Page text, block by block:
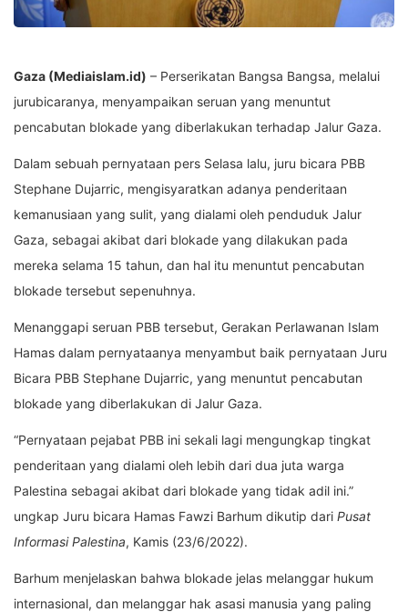
Gaza (Mediaislam.id) – Perserikatan Bangsa Bangsa, melalui
jurubicaranya, menyampaikan seruan yang menuntut
pencabutan blokade yang diberlakukan terhadap Jalur Gaza.
Dalam sebuah pernyataan pers Selasa lalu, juru bicara PBB
Stephane Dujarric, mengisyaratkan adanya penderitaan
kemanusiaan yang sulit, yang dialami oleh penduduk Jalur
Gaza, sebagai akibat dari blokade yang dilakukan pada
mereka selama 15 tahun, dan hal itu menuntut pencabutan
blokade tersebut sepenuhnya.
Menanggapi seruan PBB tersebut, Gerakan Perlawanan Islam
Hamas dalam pernyataanya menyambut baik pernyataan Juru
Bicara PBB Stephane Dujarric, yang menuntut pencabutan
blokade yang diberlakukan di Jalur Gaza.
“Pernyataan pejabat PBB ini sekali lagi mengungkap tingkat
penderitaan yang dialami oleh lebih dari dua juta warga
Palestina sebagai akibat dari blokade yang tidak adil ini.”
ungkap Juru bicara Hamas Fawzi Barhum dikutip dari Pusat
Informasi Palestina, Kamis (23/6/2022).
Barhum menjelaskan bahwa blokade jelas melanggar hukum
internasional, dan melanggar hak asasi manusia yang paling